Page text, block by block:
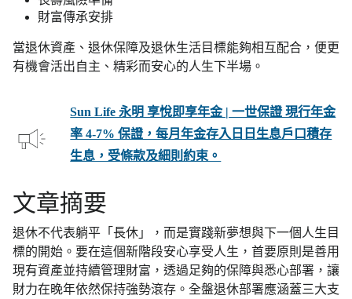
財富傳承安排
當退休資產、退休保障及退休生活目標能夠相互配合，便更
有機會活出自主、精彩而安心的人生下半場。
Sun Life 永明 享悅即享年金 | 一世保證 現行年金
率 4-7% 保證，每月年金存入日日生息戶口積存
生息，受條款及細則約束。
文章摘要
退休不代表躺平「長休」，而是實踐新夢想與下一個人生目
標的開始。要在這個新階段安心享受人生，首要原則是善用
現有資產並持續管理財富，透過足夠的保障與悉心部署，讓
財力在晚年依然保持強勢滾存。全盤退休部署應涵蓋三大支